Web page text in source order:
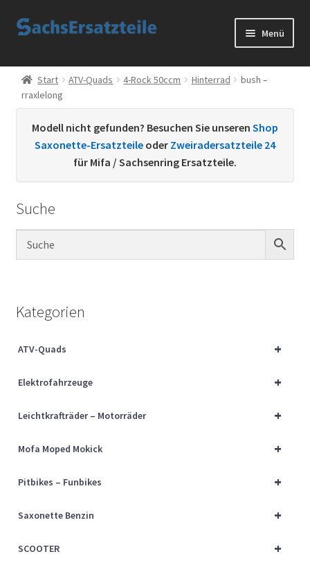
Zur
Zum
Menü
Start
AGB
Datenschutzerklärung
Kontakt
Sachs Ersatzteile
Über uns
Start ATV-Quads 4-Rock 50ccm Hinterrad
bush –
rraxlelong
Modell nicht gefunden? Besuchen Sie unseren Shop
Saxonette-Ersatzteile oder Zweiradersatzteile 24
für Mifa / Sachsenring Ersatzteile.
Suche
Kategorien
+
ATV-Quads
+
Elektrofahrzeuge
+
Leichtkrafträder – Motorräder
+
Mofa Moped Mokick
+
Pitbikes – Funbikes
+
Saxonette Benzin
+
SCOOTER